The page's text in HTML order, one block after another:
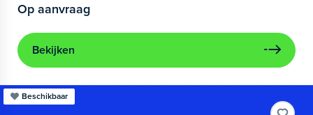
Op aanvraag
Bekijken
Beschikbaar